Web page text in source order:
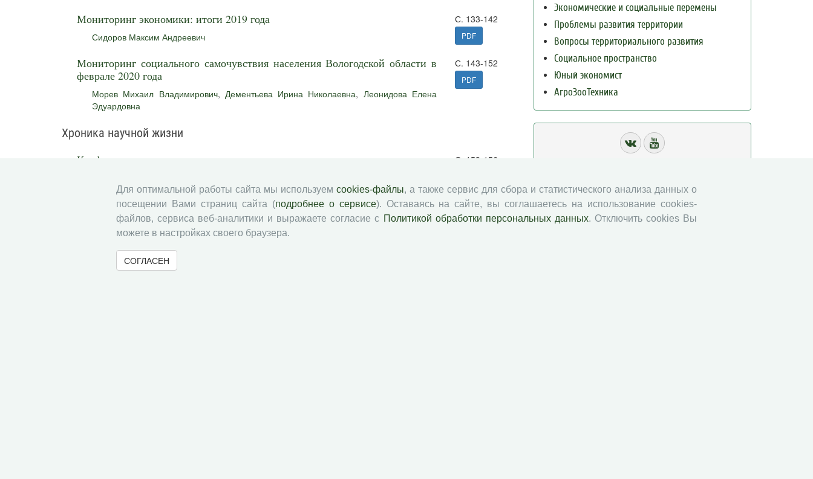
Мониторинг экономики: итоги 2019 года
Сидоров Максим Андреевич
С. 133-142
PDF
Мониторинг социального самочувствия населения Вологодской области в
феврале 2020 года
Морев Михаил Владимирович, Дементьева Ирина Николаевна, Леонидова Елена
Эдуардовна
С. 143-152
PDF
Хроника научной жизни
Конференции, заседания, семинары
С. 153-156
Новые издания ФГБУН ВолНЦ РАН С. 157
PDF
Без рубрики
Правила для авторов
Экономические и социальные перемены
Проблемы развития территории
Вопросы территориального развития
Социальное пространство
Юный экономист
АгроЗооТехника
Для оптимальной работы сайта мы используем cookies-файлы, а также сервис для сбора и статистического анализа данных о
посещении Вами страниц сайта (подробнее о сервисе). Оставаясь на сайте, вы соглашаетесь на использование cookies-
файлов, сервиса веб-аналитики и выражаете согласие с Политикой обработки персональных данных. Отключить cookies Вы
можете в настройках своего браузера.
СОГЛАСЕН